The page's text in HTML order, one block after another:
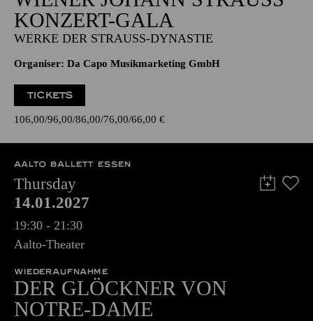
ONZERT-GALA
WERKE DER STRAUSS-DYNASTIE
Organiser: Da Capo Musikmarketing GmbH
TICKETS
106,00 96,00 86,00 76,00 66,00 €
AALTO BALLETT ESSEN
Thursday
14.01.2027
19:30 - 21:30
Aalto-Theater
WIEDERAUFNAHME
DER GLÖCKNER VON
NOTRE-DAME